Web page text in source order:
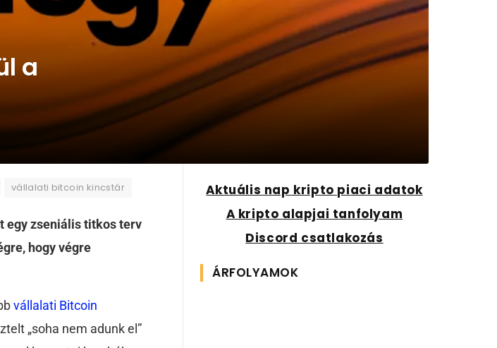
a
vállalati bitcoin kincstár
egy zseniális titkos terv
hogy végre
vállalati Bitcoin
„soha nem adunk el”
Aktuális nap kripto piaci adatok
A kripto alapjai tanfolyam
Discord csatlakozás
ÁRFOLYAMOK